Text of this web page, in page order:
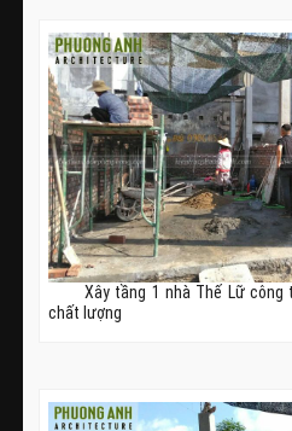
Xây tầng 1 nhà Thế Lữ
chất lượng